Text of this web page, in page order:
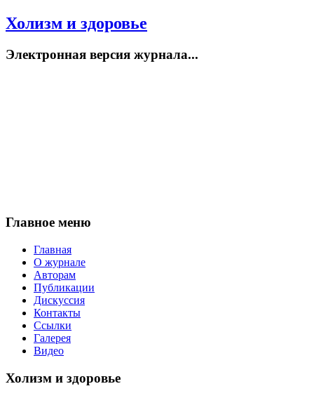
Холизм и здоровье
Электронная версия журнала...
Главное меню
Главная
О журнале
Авторам
Публикации
Дискуссия
Контакты
Ссылки
Галерея
Видео
Холизм и здоровье